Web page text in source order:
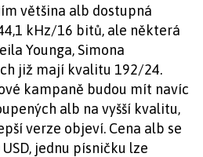
většina alb dostupná
kHz/16 bitů, ale některá
Younga, Simona
již mají kvalitu 192/24.
kampaně budou mít navíc
alb na vyšší kvalitu,
verze objeví. Cena alb se
jednu písničku lze